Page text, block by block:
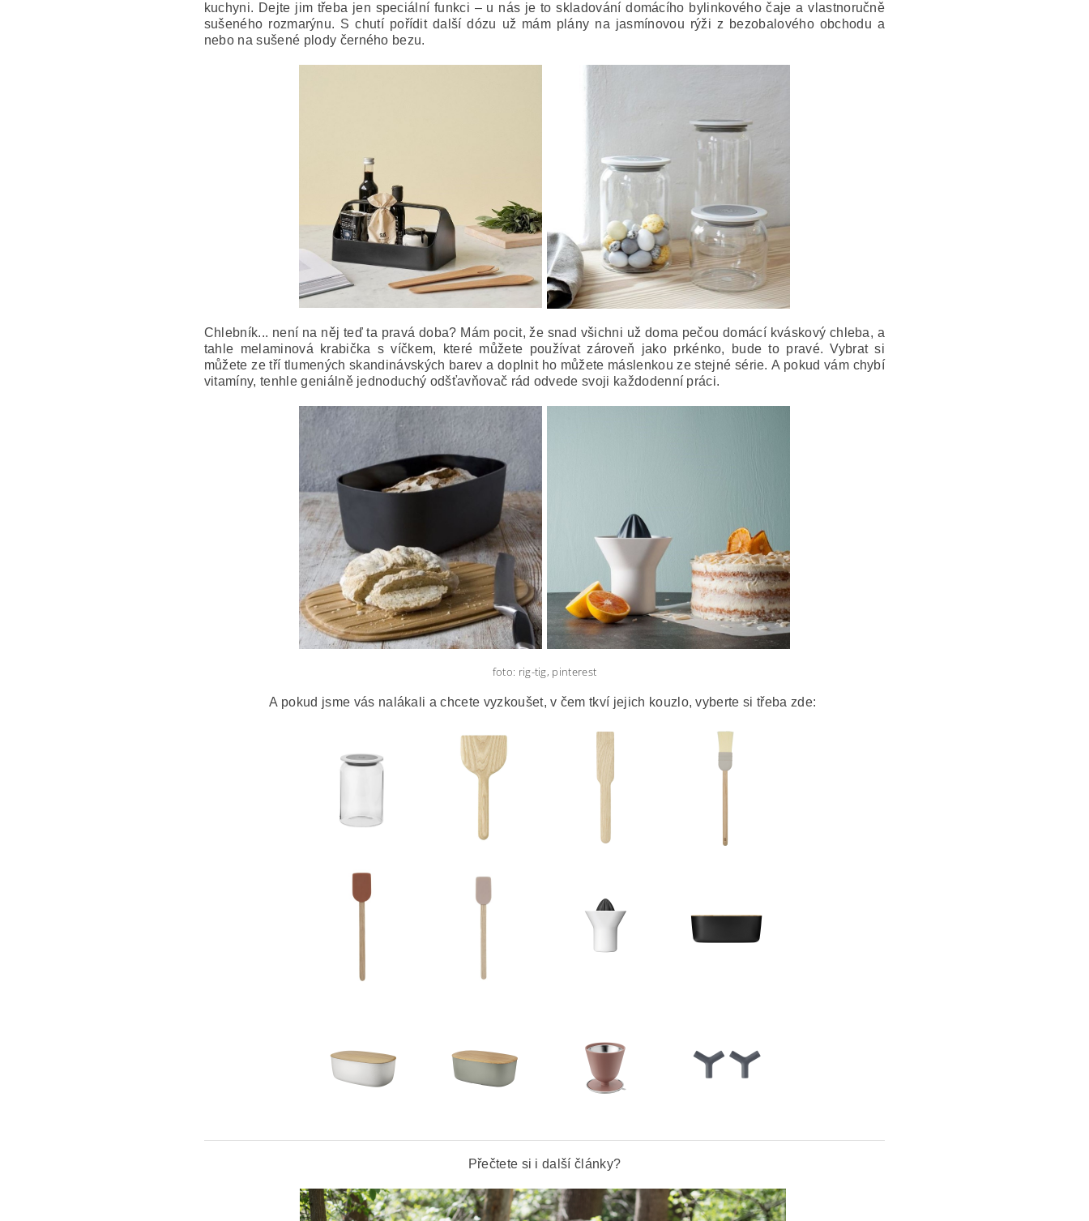
kuchyni. Dejte jim třeba jen speciální funkci – u nás je to skladování domácího bylinkového čaje a vlastnoručně
sušeného rozmarýnu. S chutí pořídit další dózu už mám plány na jasmínovou rýži z bezobalového obchodu a
nebo na sušené plody černého bezu.
Chlebník... není na něj teď ta pravá doba? Mám pocit, že snad všichni už doma pečou domácí kváskový chleba, a
tahle melaminová krabička s víčkem, které můžete používat zároveň jako prkénko, bude to pravé. Vybrat si
můžete ze tří tlumených skandinávských barev a doplnit ho můžete máslenkou ze stejné série.A pokud vám chybí
vitamíny, tenhle geniálně jednoduchý odšťavňovač rád odvede svoji každodenní práci.
foto: rig-tig, pinterest
A pokud jsme vás nalákali a chcete vyzkoušet, v čem tkví jejich kouzlo, vyberte si třeba zde:
Přečtete si i další články?